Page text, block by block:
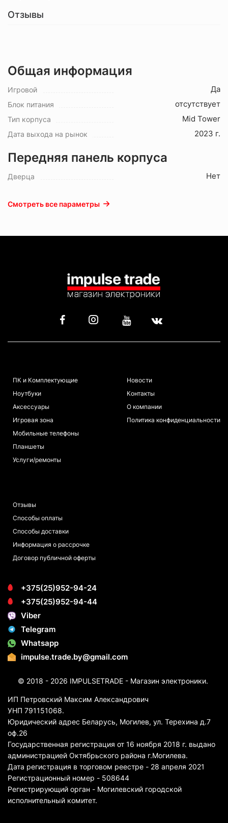
Отзывы
Общая информация
Игровой Да
Блок питания отсутствует
Тип корпуса Mid Tower
Дата выхода на рынок 2023 г.
Передняя панель корпуса
Дверца Нет
Смотреть все параметры
ПК и Комплектующие
Ноутбуки
Аксессуары
Игровая зона
Мобильные телефоны
Планшеты
Услуги/ремонты
Новости
Контакты
О компании
Политика конфиденциальности
Отзывы
Способы оплаты
Способы доставки
Информация о рассрочке
Договор публичной оферты
+375(25)952-94-24
+375(25)952-94-44
Viber
Telegram
Whatsapp
impulse.trade.by@gmail.com
© 2018 - 2026 IMPULSETRADE - Магазин электроники.
ИП Петровский Максим Александрович
УНП 791151068.
Юридический адрес Беларусь, Могилев, ул. Терехина д.7
оф.26
Государственная регистрация от 16 ноября 2018 г. выдано
администрацией Октябрьского района г.Могилева.
Дата регистрация в торговом реестре - 28 апреля 2021
Регистрационный номер - 508644
Регистрирующий орган - Могилевский городской
исполнительный комитет.